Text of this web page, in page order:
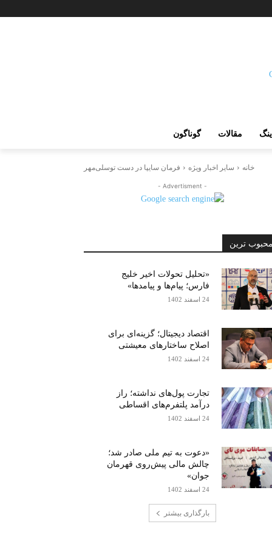
مقالات گوناگون
خانه سایر اخبار ویژه فرمان سایپا در دست توسلی‌مهر
- Advertisment -
محبوب ترین
«تحلیل تحولات اخیر خلیج
فارس؛ پیام‌ها و پیامدها»
24 اسفند 1402
اقتصاد دیجیتال؛ گزینه‌ای برای
اصلاح ساختارهای معیشتی
24 اسفند 1402
تجارت پول‌های نداشته؛ راز
درآمد پلتفرم‌های اقساطی
24 اسفند 1402
«دعوت به تیم ملی صادر شد؛
چالش مالی پیش‌روی قهرمان
جوان»
24 اسفند 1402
بارگذاری بیشتر